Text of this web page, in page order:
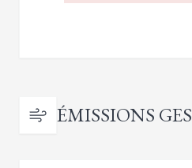
ÉMISSIONS GES